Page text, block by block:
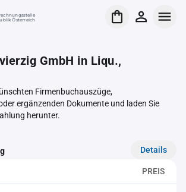
Österreich
GmbH in Liqu.,
Firmenbuchauszüge,
ergänzenden Dokumente und laden Sie
herunter.
Details
PREIS